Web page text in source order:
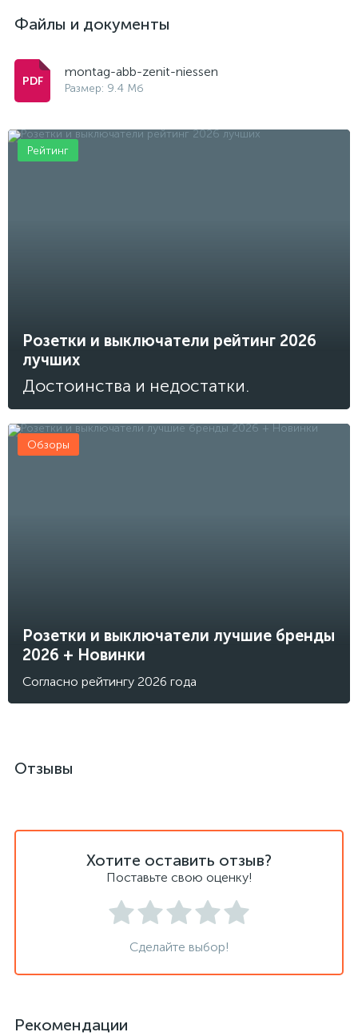
Файлы и документы
montag-abb-zenit-niessen
Размер: 9.4 Мб
Розетки и выключатели рейтинг 2026
лучших
Достоинства и недостатки.
Рейтинг
Розетки и выключатели лучшие бренды
2026 + Новинки
Согласно рейтингу 2026 года
Обзоры
Отзывы
Хотите оставить отзыв?
Поставьте свою оценку!
Сделайте выбор!
Рекомендации